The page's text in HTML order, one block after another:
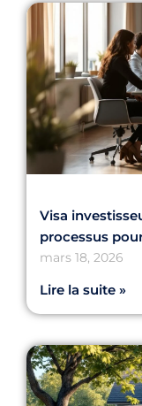
Visa
processus
mars 18, 2026
Lire la suite »